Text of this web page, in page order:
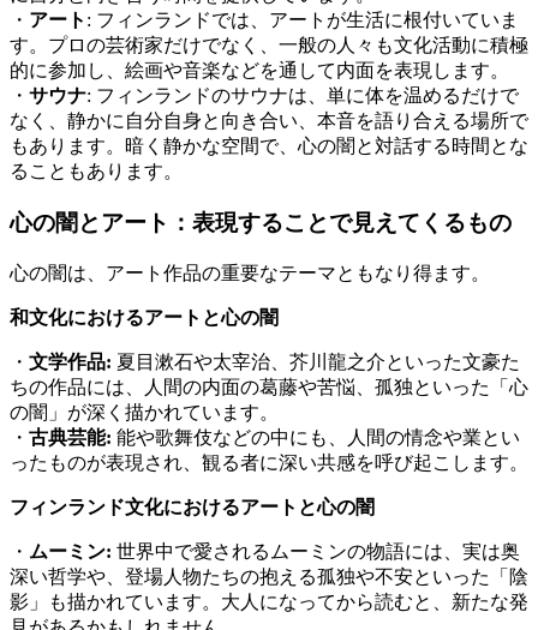
・ アート : フィンランドでは、アートが生活に根付いていま
す。プロの芸術家だけでなく、一般の人々も文化活動に積極
的に参加し、絵画や音楽などを通して内面を表現します。
・ サウナ: フィンランドのサウナは、単に体を温めるだけで
なく、静かに自分自身と向き合い、本音を語り合える場所で
もあります。暗く静かな空間で、心の闇と対話する時間とな
ることもあります。
心の闇とアート：表現することで見えてくるもの
心の闇は、アート作品の重要なテーマともなり得ます。
和文化におけるアートと心の闇
・ 文学作品: 夏目漱石や太宰治、芥川龍之介といった文豪た
ちの作品には、人間の内面の葛藤や苦悩、孤独といった「心
の闇」が深く描かれています。
・ 古典芸能: 能や歌舞伎などの中にも、人間の情念や業とい
ったものが表現され、観る者に深い共感を呼び起こします。
フィンランド文化におけるアートと心の闇
・ ムーミン: 世界中で愛されるムーミンの物語には、実は奥
深い哲学や、登場人物たちの抱える孤独や不安といった「陰
影」も描かれています。大人になってから読むと、新たな発